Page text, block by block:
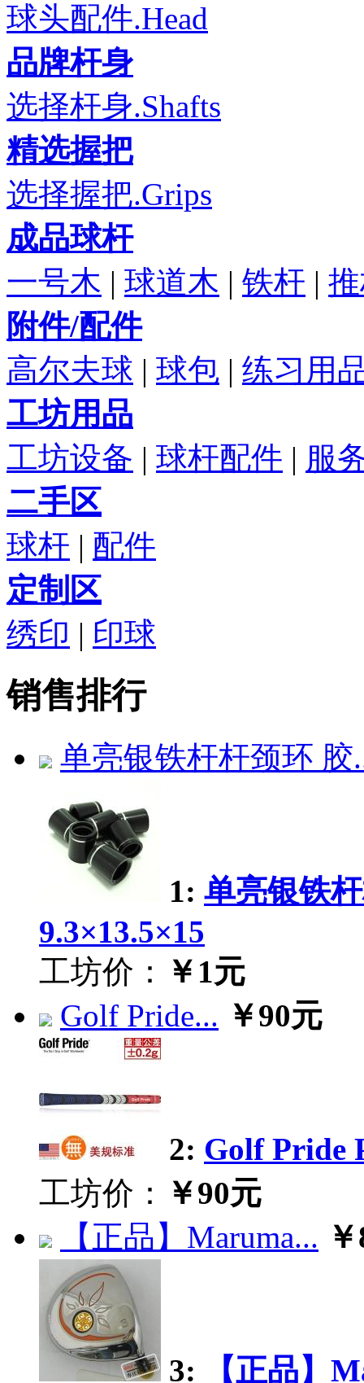
球头配件.Head
品牌杆身
选择杆身.Shafts
精选握把
选择握把.Grips
成品球杆
一号木 | 球道木 | 铁杆 |
附件/配件
高尔夫球 | 球包 | 练习用
工坊用品
工坊设备 | 球杆配件 | 服
二手区
球杆 | 配件
定制区
绣印 | 印球
销售排行
单亮银铁杆杆颈环 胶
1: 单亮银铁
9.3×13.5×15
工坊价：
￥1元
Golf Pride... ￥90元
2: Golf Pride
工坊价：
￥90元
【正品】Maruma...
3: 【正品】